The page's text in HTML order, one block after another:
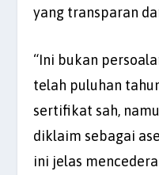
yang transparan
“Ini bukan
telah puluhan
sertifikat sah,
diklaim sebagai
ini jelas